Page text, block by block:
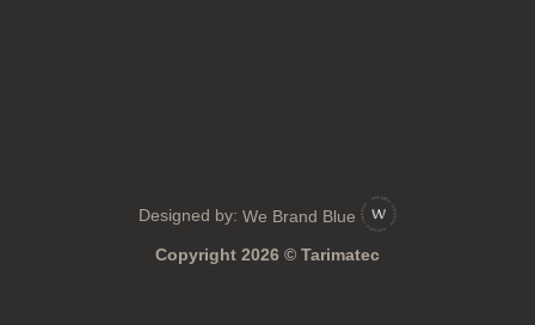
Designed by: We Brand Blue
Copyright 2026 © Tarimatec